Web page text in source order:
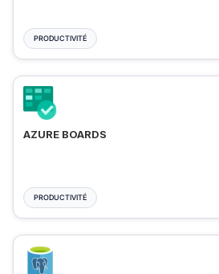
PRODUCTIVITÉ
AZURE BOARDS
PRODUCTIVITÉ